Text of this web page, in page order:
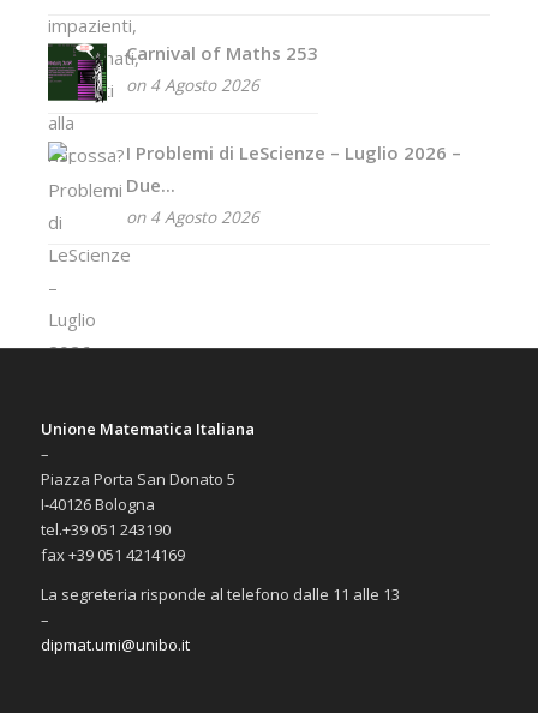
Carnival of Maths 253
on 4 Agosto 2026
I Problemi di LeScienze – Luglio 2026 –
Due...
on 4 Agosto 2026
Unione Matematica Italiana
–
Piazza Porta San Donato 5
I-40126 Bologna
tel.+39 051 243190
fax +39 051 4214169
La segreteria risponde al telefono dalle 11 alle 13
–
dipmat.umi@unibo.it